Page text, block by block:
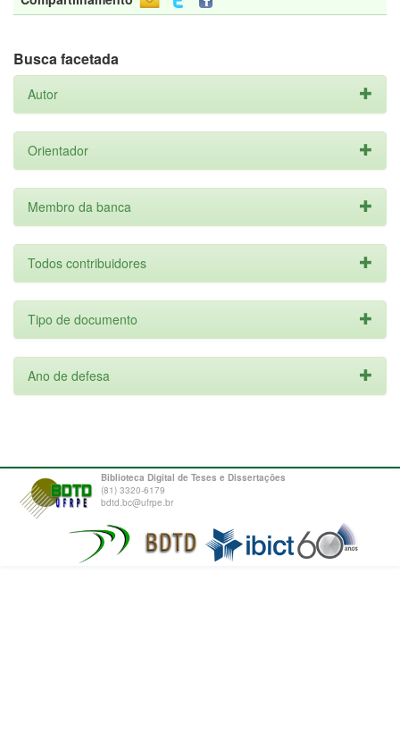
Busca facetada
Autor
Orientador
Membro da banca
Todos contribuidores
Tipo de documento
Ano de defesa
Biblioteca Digital de Teses e Dissertações
(81) 3320-6179
bdtd.bc@ufrpe.br